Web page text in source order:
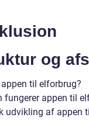
og
til elforbrug?
fungerer appen til
udvikling af appen